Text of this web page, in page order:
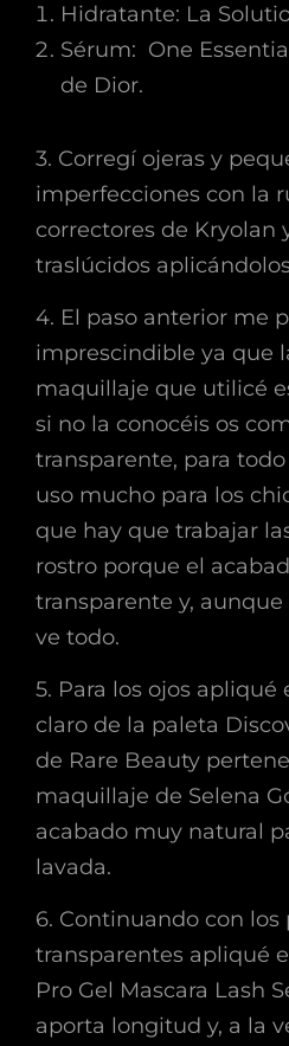
Hidratante: La
Sérum: One
de Dior.
3. Corregí ojeras y
imperfecciones con la
correctores de Kryolan
traslúcidos
4. El paso anterior me
imprescindible ya que
maquillaje que utilicé
si no la conocéis os
transparente, para
uso mucho para los
que hay que trabajar
rostro porque el
transparente y, aunque
ve todo.
5. Para los ojos
claro de la paleta
de Rare Beauty
maquillaje de Selena
acabado muy natural
lavada.
6. Continuando con los
transparentes apliqué
Pro Gel Mascara Lash
aporta longitud y, a la